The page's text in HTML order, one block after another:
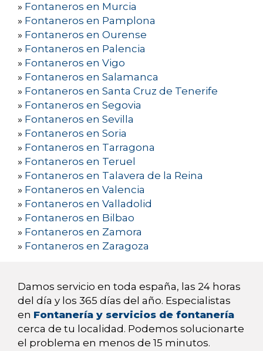
» Fontaneros en Murcia
» Fontaneros en Pamplona
» Fontaneros en Ourense
» Fontaneros en Palencia
» Fontaneros en Vigo
» Fontaneros en Salamanca
» Fontaneros en Santa Cruz de Tenerife
» Fontaneros en Segovia
» Fontaneros en Sevilla
» Fontaneros en Soria
» Fontaneros en Tarragona
» Fontaneros en Teruel
» Fontaneros en Talavera de la Reina
» Fontaneros en Valencia
» Fontaneros en Valladolid
» Fontaneros en Bilbao
» Fontaneros en Zamora
» Fontaneros en Zaragoza
Damos servicio en toda españa, las 24 horas
del día y los 365 días del año. Especialistas
en Fontanería y servicios de fontanería
cerca de tu localidad. Podemos solucionarte
el problema en menos de 15 minutos.